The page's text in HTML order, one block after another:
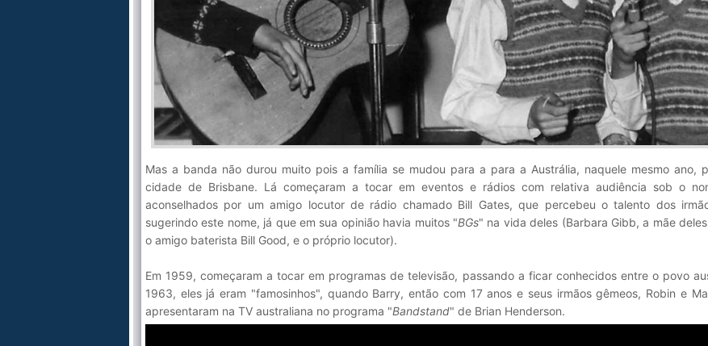
Mas a banda não durou muito pois a família se mudou para a para a Austrália, naquele mesmo ano,
cidade de Brisbane. Lá começaram a tocar em eventos e rádios com relativa audiência sob o
aconselhados por um amigo locutor de rádio chamado Bill Gates, que percebeu o talento dos
sugerindo este nome, já que em sua opinião havia muitos "BGs" na vida deles (Barbara Gibb, a mãe
o amigo baterista Bill Good, e o próprio locutor).
Em 1959, começaram a tocar em programas de televisão, passando a ficar conhecidos entre o povo
1963, eles já eram "famosinhos", quando Barry, então com 17 anos e seus irmãos gêmeos, Robin e
apresentaram na TV australiana no programa "Bandstand" de Brian Henderson.